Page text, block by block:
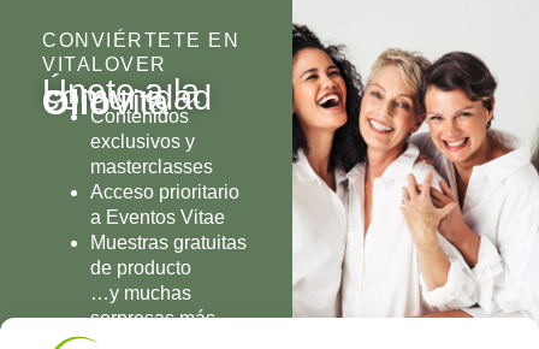
CONVIÉRTETE EN
VITALOVER
Únete a la
comunidad
OlioVita
Contenidos
exclusivos y
masterclasses
Acceso prioritario
a Eventos Vitae
Muestras gratuitas
de producto
…y muchas
sorpresas más